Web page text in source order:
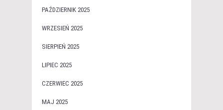
PAŹDZIERNIK 2025
WRZESIEŃ 2025
SIERPIEŃ 2025
LIPIEC 2025
CZERWIEC 2025
MAJ 2025